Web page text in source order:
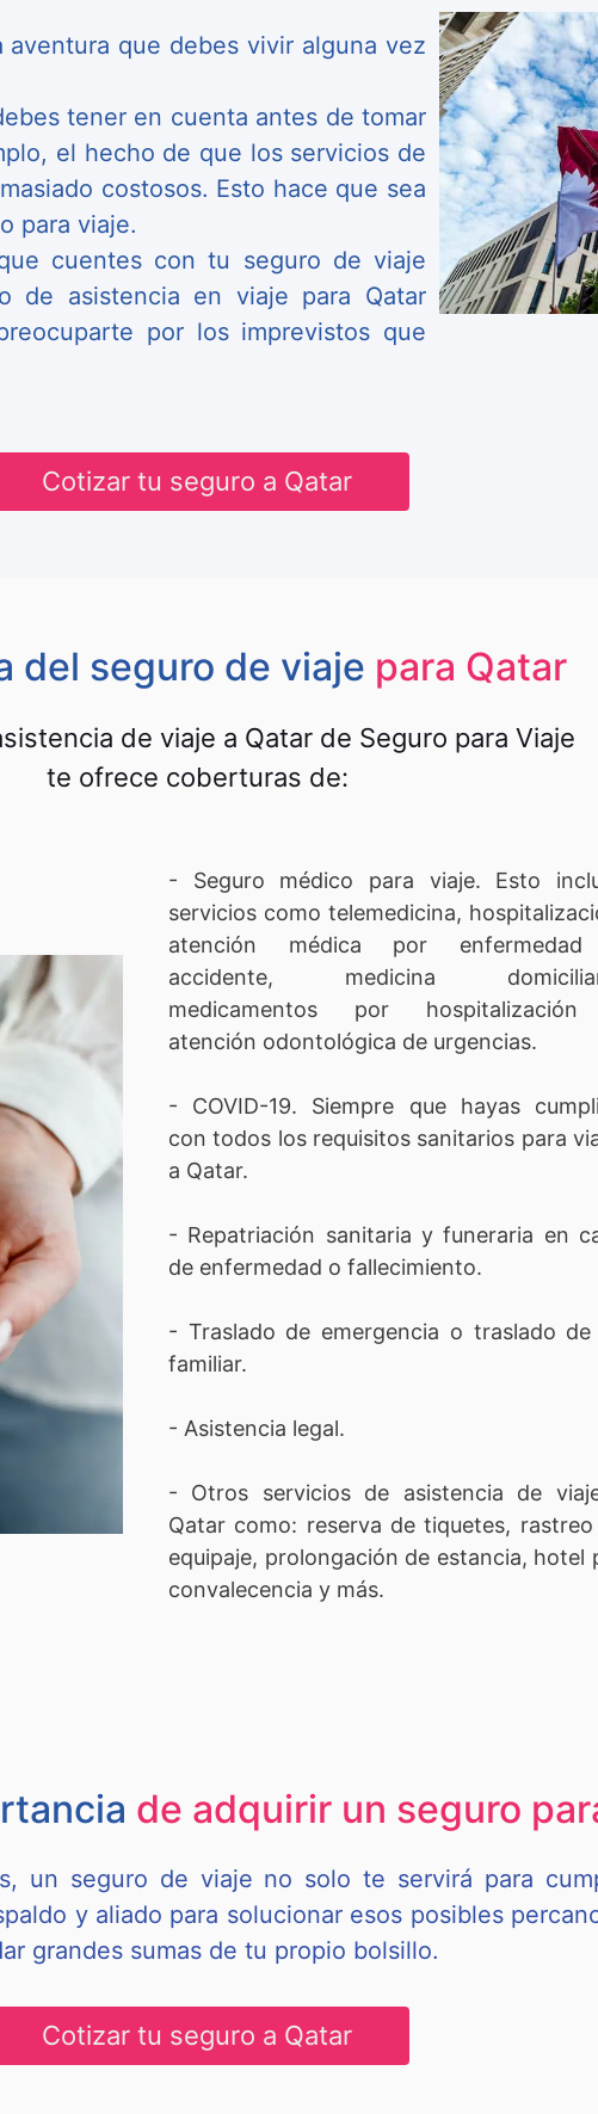
que debes vivir alguna vez
tener en cuenta antes de tomar
el hecho de que los servicios de
costosos. Esto hace que sea
para viaje.
cuentes con tu seguro de viaje
de asistencia en viaje para Qatar
por los imprevistos que
Cotizar tu seguro a Qatar
del seguro de viaje para Qatar
de viaje a Qatar de Seguro para Viaje
te ofrece coberturas de:
- Seguro médico para viaje. Esto
servicios como telemedicina,
atención médica por
accidente, medicina
medicamentos por
atención odontológica de urgencias.
- COVID-19. Siempre que hayas
con todos los requisitos sanitarios para
a Qatar.
- Repatriación sanitaria y funeraria en
de enfermedad o fallecimiento.
- Traslado de emergencia o traslado de
familiar.
- Asistencia legal.
- Otros servicios de asistencia de
Qatar como: reserva de tiquetes,
equipaje, prolongación de estancia, hotel
convalecencia y más.
de adquirir un seguro
un seguro de viaje no solo te servirá para
y aliado para solucionar esos posibles
grandes sumas de tu propio bolsillo.
Cotizar tu seguro a Qatar